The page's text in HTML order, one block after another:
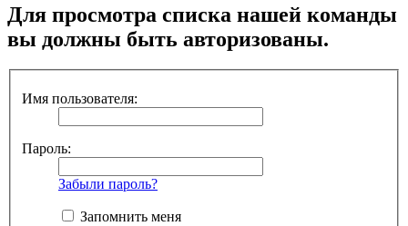
Для просмотра списка нашей команды
вы должны быть авторизованы.
Имя пользователя:
Пароль:
Забыли пароль?
Запомнить меня